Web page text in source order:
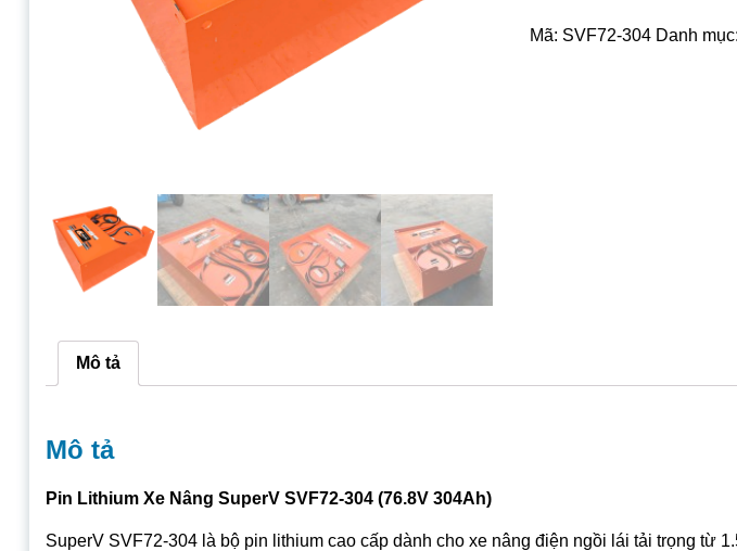
Nâng
Mã: SVF72-304 Danh mục:
Mô tả
Mô tả
Pin Lithium Xe Nâng SuperV SVF72-304 (76.8V 304Ah)
SuperV SVF72-304 là bộ pin lithium cao cấp dành cho xe nâng điện ngồi lái tải trọng từ